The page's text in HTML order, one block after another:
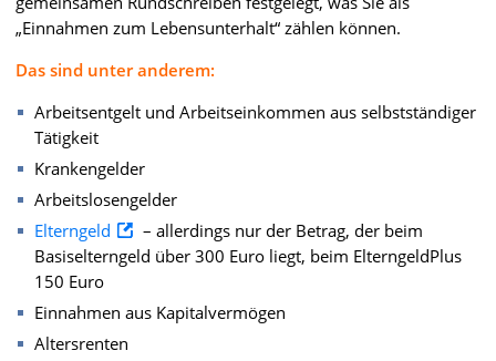
„Einnahmen zum Lebensunterhalt“ zählen können.
Das sind unter anderem:
Arbeitsentgelt und Arbeitseinkommen aus selbstständiger
Tätigkeit
Krankengelder
Arbeitslosengelder
Elterngeld
– allerdings nur der Betrag, der beim
Basiselterngeld über 300 Euro liegt, beim ElterngeldPlus
150 Euro
Einnahmen aus Kapitalvermögen
Altersrenten